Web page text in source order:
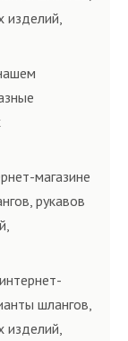
изделий,
условиям
магазине
рукавов
условиям
шлангов,
изделий,